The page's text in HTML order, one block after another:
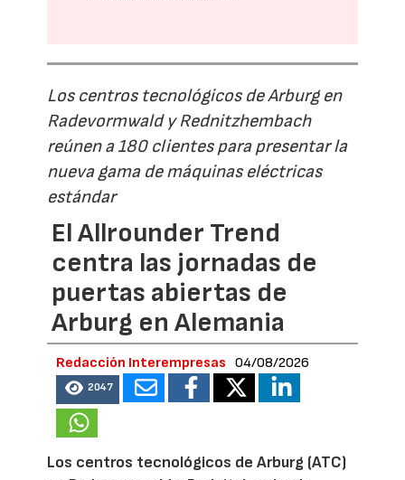
Los centros tecnológicos de Arburg en
Radevormwald y Rednitzhembach
reúnen a 180 clientes para presentar la
nueva gama de máquinas eléctricas
estándar
El Allrounder Trend
centra las jornadas de
puertas abiertas de
Arburg en Alemania
Redacción Interempresas 04/08/2026
2047
Los centros tecnológicos de Arburg (ATC)